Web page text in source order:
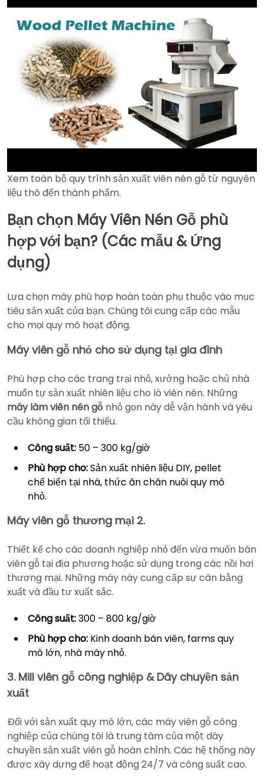
►
Xem toàn bộ quy trình sản xuất viên nén gỗ từ nguyên
liệu thô đến thành phẩm.
Bạn chọn Máy Viên Nén Gỗ phù
hợp với bạn? (Các mẫu & Ứng
dụng)
Lựa chọn máy phù hợp hoàn toàn phụ thuộc vào mục
tiêu sản xuất của bạn. Chúng tôi cung cấp các mẫu
cho mọi quy mô hoạt động.
Máy viên gỗ nhỏ cho sử dụng tại gia đình
Phù hợp cho các trang trại nhỏ, xưởng hoặc chủ nhà
muốn tự sản xuất nhiên liệu cho lò viên nén. Những
máy làm viên nén gỗ nhỏ gọn này dễ vận hành và yêu
cầu không gian tối thiểu.
Công suất: 50 – 300 kg/giờ
Phù hợp cho:Sản xuất nhiên liệu DIY, pellet
chế biến tại nhà, thức ăn chăn nuôi quy mô
nhỏ.
Máy viên gỗ thương mại 2.
Thiết kế cho các doanh nghiệp nhỏ đến vừa muốn bán
viên gỗ tại địa phương hoặc sử dụng trong các nồi hơi
thương mại. Những máy này cung cấp sự cân bằng
xuất và đầu tư xuất sắc.
Công suất:300 – 800 kg/giờ
Phù hợp cho: Kinh doanh bán viên, farms quy
mô lớn, nhà máy nhỏ.
3. Mill viên gỗ công nghiệp & Dây chuyền sản
xuất
Đối với sản xuất quy mô lớn, các máy viên gỗ công
nghiệp của chúng tôi là trung tâm của một dây
chuyền sản xuất viên gỗ hoàn chỉnh. Các hệ thống này
được xây dựng để hoạt động 24/7 và công suất cao.